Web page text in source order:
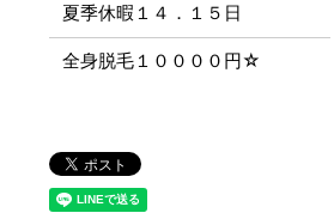
夏季休暇１４．１５日
全身脱毛１００００円☆